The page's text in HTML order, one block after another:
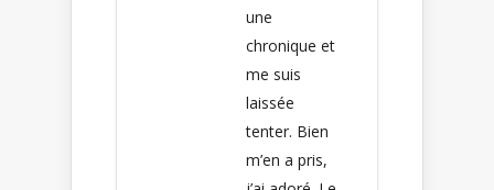
une
chronique et
me suis
laissée
tenter. Bien
m’en a pris,